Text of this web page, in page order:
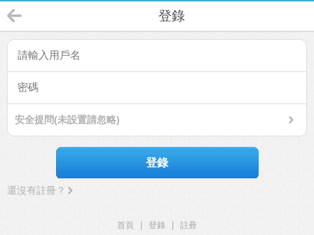
登錄
安全提問(未設置請忽略)
登錄
還沒有註冊？
首頁 登錄
註冊